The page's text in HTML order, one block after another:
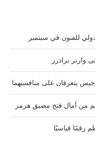
للفنون في سبتمبر
وارنر براذرز
يتعرفان على منافسيهما
رقمًا قياسيًا